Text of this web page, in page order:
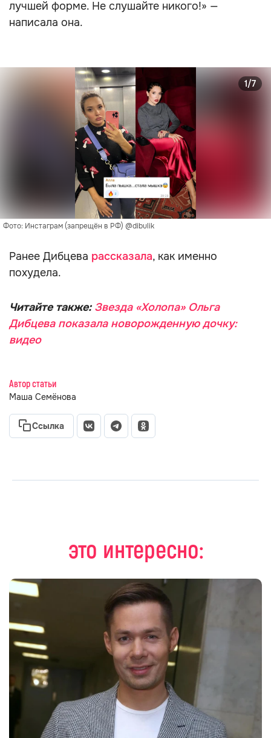
лучшей форме. Не слушайте никого!» —
написала она.
Фото: Инстаграм (запрещён в РФ) @dibulik
1/7
Ранее Дибцева рассказала, как именно
похудела.
Читайте также: Звезда «Холопа» Ольга
Дибцева показала новорожденную дочку:
видео
Автор статьи
Маша Семёнова
Ссылка
это интересно: